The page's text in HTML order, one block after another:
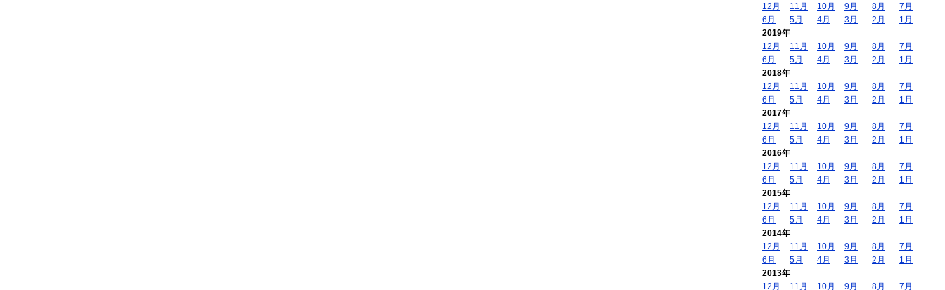
12月
11月 10月 9月 8月
7月
6月
5月 4月 3月 2月
1月
2019年
12月
11月 10月 9月 8月
7月
6月
5月 4月 3月 2月
1月
2018年
12月
11月 10月 9月 8月
7月
6月
5月 4月 3月 2月
1月
2017年
12月
11月 10月 9月 8月
7月
6月
5月 4月 3月 2月
1月
2016年
12月
11月 10月 9月 8月
7月
6月
5月 4月 3月 2月
1月
2015年
12月
11月 10月 9月 8月
7月
6月
5月 4月 3月 2月
1月
2014年
12月
11月 10月 9月 8月
7月
6月
5月 4月 3月 2月
1月
2013年
12月
11月 10月 9月 8月 7月